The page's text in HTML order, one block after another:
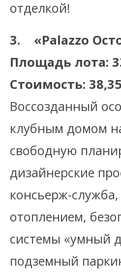
отделкой!
3. «Palazzo
Площадь лота:
Стоимость:
Воссозданный
клубным домом
свободную
дизайнерские
консьерж-
отоплением,
системы «умный
подземный